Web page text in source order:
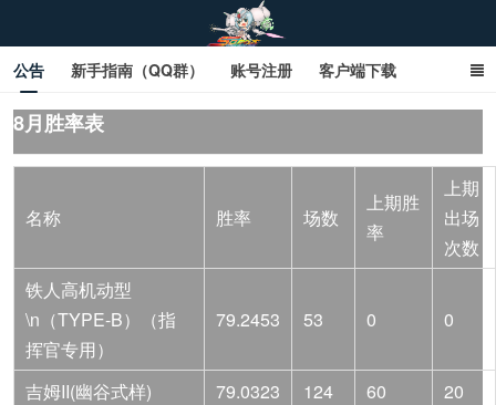
sd敢达ol_sd敢达ol钢达服_sd敢达钢达服_SD敢达数据库
_sd敢达
公告 新手指南（QQ群） 账号注册 客户端下载
SD钢达服数据库（网页版） SD钢达服数据库（石墨版）
网页商城文字版
8月胜率表
名称 胜率 场数
上期胜
率
上期
出场
次数
铁人高机动型
\n（TYPE-B）（指
挥官专用）
79.2453 53 0 0
吉姆II(幽谷式样) 79.0323 124 60
20